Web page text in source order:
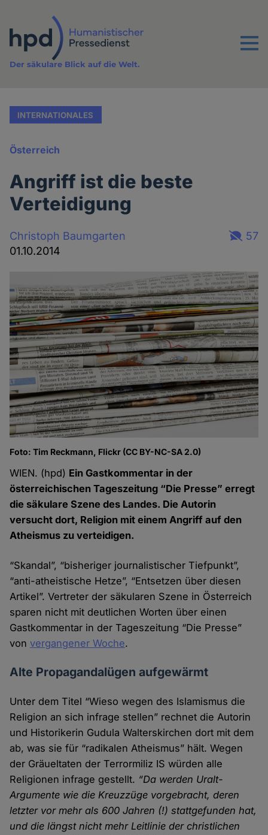
Inhalt
Menu
Der säkulare Blick auf die Welt.
INTERNATIONALES
Österreich
Angriff ist die beste
Verteidigung
Christoph Baumgarten
01.10.2014
57
Foto: Tim Reckmann, Flickr (CC BY-NC-SA 2.0)
WIEN. (hpd) Ein Gastkommentar in der
österreichischen Tageszeitung “Die Presse” erregt
die säkulare Szene des Landes. Die Autorin
versucht dort, Religion mit einem Angriff auf den
Atheismus zu verteidigen.
“Skandal”, “bisheriger journalistischer Tiefpunkt”,
“anti-atheistische Hetze”, “Entsetzen über diesen
Artikel”. Vertreter der säkularen Szene in Österreich
sparen nicht mit deutlichen Worten über einen
Gastkommentar in der Tageszeitung “Die Presse”
vonvergangener Woche.
Alte Propagandalügen aufgewärmt
Unter dem Titel “Wieso wegen des Islamismus die
Religion an sich infrage stellen” rechnet die Autorin
und Historikerin Gudula Walterskirchen dort mit dem
ab, was sie für “radikalen Atheismus” hält. Wegen
der Gräuel­taten der Terrormiliz IS würden alle
Religionen infrage gestellt. “Da werden Uralt-
Argumente wie die Kreuz­züge vorge­bracht, deren
letzter vor mehr als 600 Jahren (!) statt­gefunden hat,
und die längst nicht mehr Leit­linie der christlichen